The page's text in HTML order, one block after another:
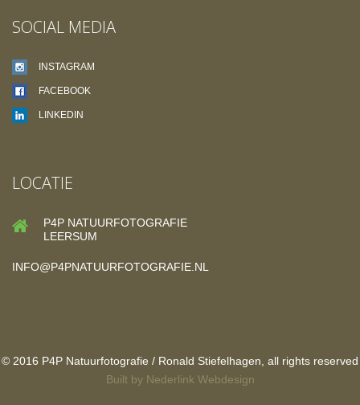
SOCIAL MEDIA
INSTAGRAM
FACEBOOK
LINKEDIN
LOCATIE
P4P NATUURFOTOGRAFIE
LEERSUM
INFO@P4PNATUURFOTOGRAFIE.NL
© 2016 P4P Natuurfotografie / Ronald Stiefelhagen, all rights reserved
Built by Nederlink Webdesign